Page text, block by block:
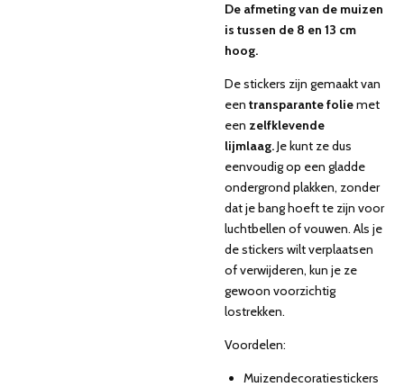
De afmeting van de muizen
is tussen de 8 en 13 cm
hoog.
De stickers zijn gemaakt van
een transparante foliemet
een zelfklevende
lijmlaag.Je kunt ze dus
eenvoudig op een gladde
ondergrond plakken, zonder
dat je bang hoeft te zijn voor
luchtbellen of vouwen. Als je
de stickers wilt verplaatsen
of verwijderen, kun je ze
gewoon voorzichtig
lostrekken.
Voordelen:
Muizendecoratiestickers